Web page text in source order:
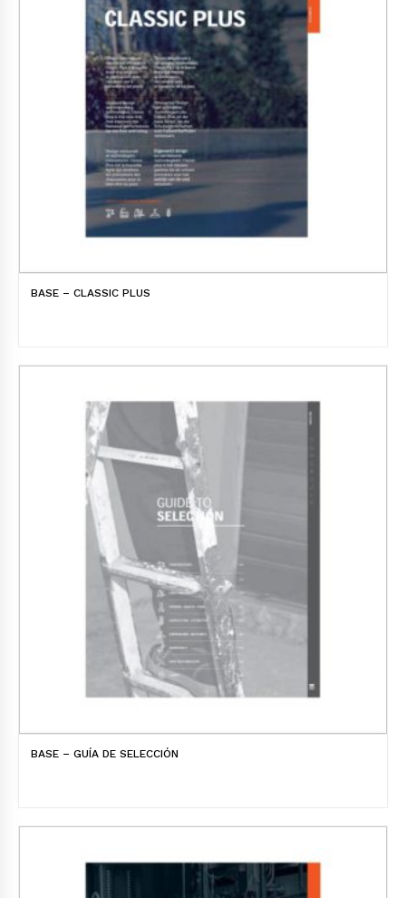
BASE – CLASSIC PLUS
BASE – GUÍA DE SELECCIÓN